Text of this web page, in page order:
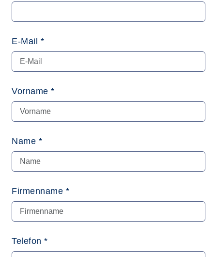
E-Mail *
Vorname *
Name *
Firmenname *
Telefon *